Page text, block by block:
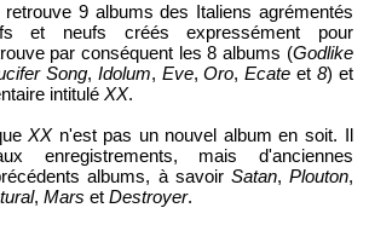
9 albums des Italiens agrémentés
et neufs créés expressément pour
par conséquent les 8 albums (Godlike
Song, Idolum, Eve,Oro,Ecate et 8) et
intituléXX.
XXn'est pas un nouvel album en soit. Il
enregistrements, mais d'anciennes
albums, à savoir Satan, Plouton,
,Mars etDestroyer.